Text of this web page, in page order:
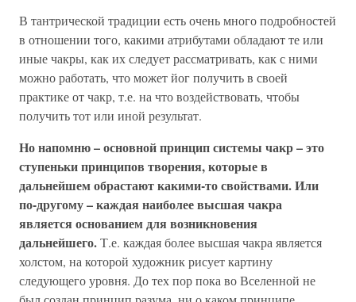
В тантрической традиции есть очень много подробностей
в отношении того, какими атрибутами обладают те или
иные чакры, как их следует рассматривать, как с ними
можно работать, что может йог получить в своей
практике от чакр, т.е. на что воздействовать, чтобы
получить тот или иной результат.
Но напомню – основной принцип системы чакр – это
ступеньки принципов творения, которые в
дальнейшем обрастают какими-то свойствами. Или
по-другому – каждая наиболее высшая чакра
является основанием для возникновения
дальнейшего.Т.е. каждая более высшая чакра является
холстом, на которой художник рисует картину
следующего уровня. До тех пор пока во Вселенной не